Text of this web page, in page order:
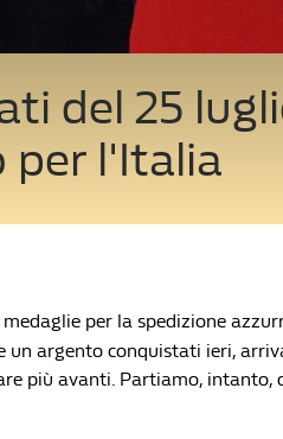
del 25
per l'Italia
medaglie per la spedizione
un argento conquistati ieri,
più avanti. Partiamo, intanto,